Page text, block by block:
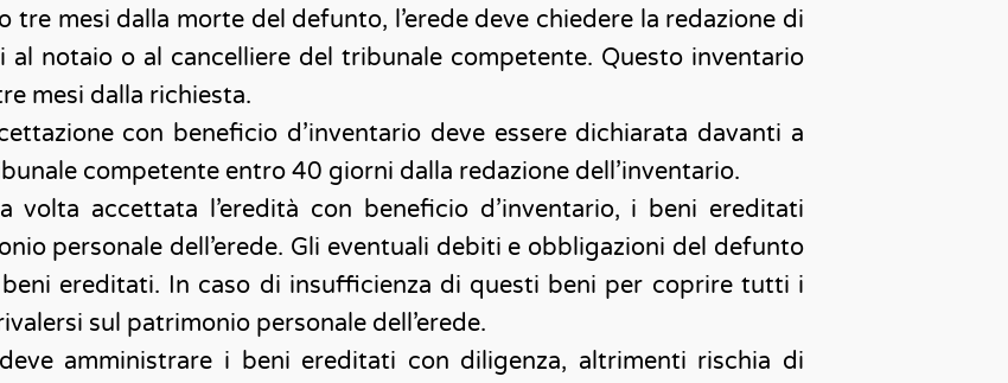
tre mesi dalla morte del defunto, l’erede deve chiedere la redazione di
notaio o al cancelliere del tribunale competente. Questo inventario
mesi dalla richiesta.
con beneficio d’inventario deve essere dichiarata davanti a
competente entro 40 giorni dalla redazione dell’inventario.
volta accettata l’eredità con beneficio d’inventario, i beni ereditati
personale dell’erede. Gli eventuali debiti e obbligazioni del defunto
ereditati. In caso di insufficienza di questi beni per coprire tutti i
sul patrimonio personale dell’erede.
deve amministrare i beni ereditati con diligenza, altrimenti rischia di